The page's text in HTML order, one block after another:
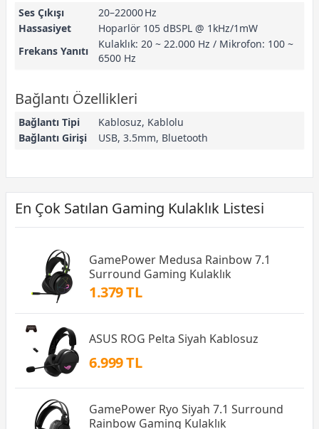
Ses Çıkışı
20–22000 Hz
Hassasiyet
Hoparlör 105 dBSPL @ 1kHz/1mW
Frekans Yanıtı
Kulaklık: 20 ~ 22.000 Hz / Mikrofon: 100 ~
6500 Hz
Bağlantı Özellikleri
Bağlantı Tipi
Kablosuz, Kablolu
Bağlantı Girişi
USB, 3.5mm, Bluetooth
En Çok Satılan Gaming Kulaklık Listesi
GamePower Medusa Rainbow 7.1
Surround Gaming Kulaklık
1.379 TL
ASUS ROG Pelta Siyah Kablosuz
6.999 TL
GamePower Ryo Siyah 7.1 Surround
Rainbow Gaming Kulaklık